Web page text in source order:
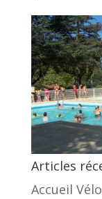
Articles
Accueil Vélo